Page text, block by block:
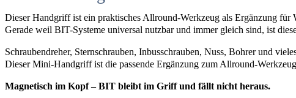
Dieser Handgriff ist ein praktisches Allround-Werkzeug als Ergänzung für
Gerade weil BIT-Systeme universal nutzbar und immer gleich sind, ist
Schraubendreher, Sternschrauben, Inbusschrauben, Nuss, Bohrer und
Dieser Mini-Handgriff ist die passende Ergänzung zum Allround-
Magnetisch im Kopf – BIT bleibt im Griff und fällt nicht heraus.